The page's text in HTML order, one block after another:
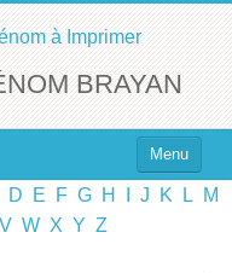
à Imprimer
BRAYAN
Menu
D E F G H J K L
M
V W X Y Z